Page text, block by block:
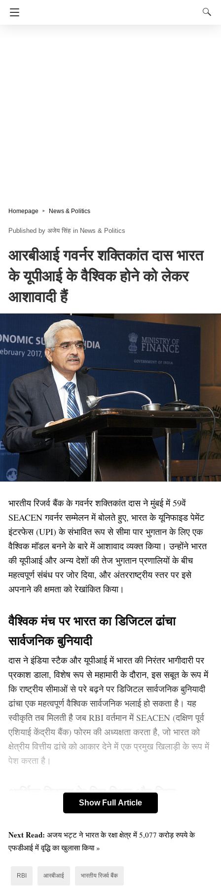
Homepage News & Politics
अजेय सिंह in News & Politics
आरबीआई गवर्नर शक्तिकांत दास भारत
के यूपीआई के वैश्विक होने को लेकर
आशावादी हैं
भारतीय रिजर्व बैंक के गवर्नर शक्तिकांत दास ने मुंबई में 59वें
SEACEN गवर्नर सम्मेलन में बोलते हुए, भारत के यूनिफाइड पेमेंट
इंटरफेस (UPI) के संभावित रूप से सीमा पार भुगतान के लिए एक
वैश्विक मॉडल बनने के बारे में आशावाद व्यक्त किया। उन्होंने भारत
की यूपीआई और अन्य देशों की तेज भुगतान प्रणालियों के बीच
महत्वपूर्ण संबंध पर जोर दिया, और अंतरराष्ट्रीय स्तर पर इसे
अपनाने की क्षमता को रेखांकित किया।
वैश्विक मंच पर भारत का डिजिटल ढांचा
सार्वजनिक बुनियादी
दास ने इंडिया स्टैक और यूपीआई में भारत की निरंतर भागीदारी पर
प्रकाश डाला, विशेष रूप से महामारी के दौरान, इस सबूत के रूप में
कि राष्ट्रीय सीमाओं से परे बढ़ने पर डिजिटल सार्वजनिक बुनियादी
ढांचा एक महत्वपूर्ण वैश्विक सार्वजनिक भलाई हो सकता है। यह
स्वीकृति तब मिलती है जब RBI वर्तमान में SEACEN (दक्षिण पूर्व
एशियाई केंद्रीय बैंक) फोरम की अध्यक्षता करता है, जो भारत को
क्षेत्रीय वित्तीय ढांचे को आकार देने में एक प्रमुख खिलाड़ी के रूप में
पेश करता है।
आर्थिक विकास के लिए स्थिर और निम्न
मुद्रास्फीति को प्राथमिकता देना
आर्थिक दृष्टिकोण पर चर्चा करते हुए, गवर्नर दास ने सतत आर्थिक
विकास की नींव के रूप में स्थिर और निम्न मुद्रास्फीति को बनाए
झटके और भू-राजनीतिक तनाव जैसी चुनौतियों के बावजूद, उन्होंने
Show Full Article
Next Read: अजय भट्ट ने भारत के रक्षा क्षेत्र में 5,077 करोड़ रुपये के
एफडीआई में वृद्धि का खुलासा किया »
RBI आरबीआई भारतीय रिजर्व बैंक